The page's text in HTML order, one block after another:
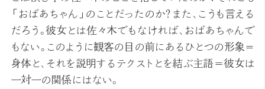
「おばあちゃん」のことだったのか？また、こうも言える
だろう。彼女とは佐々木でもなければ、おばあちゃんで
もない。このように観客の目の前にあるひとつの形象＝
身体と、それを説明するテクストとを結ぶ主語＝彼女は
一対一の関係にはない。